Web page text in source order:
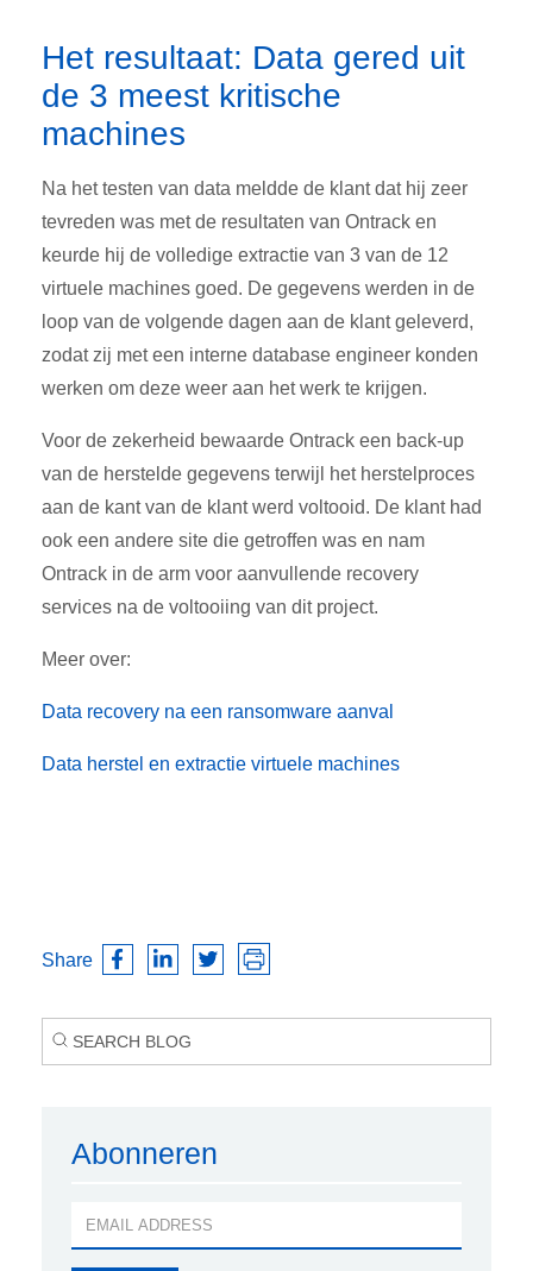
Het resultaat: Data gered uit
de 3 meest kritische
machines
Na het testen van data meldde de klant dat hij zeer
tevreden was met de resultaten van Ontrack en
keurde hij de volledige extractie van 3 van de 12
virtuele machines goed. De gegevens werden in de
loop van de volgende dagen aan de klant geleverd,
zodat zij met een interne database engineer konden
werken om deze weer aan het werk te krijgen.
Voor de zekerheid bewaarde Ontrack een back-up
van de herstelde gegevens terwijl het herstelproces
aan de kant van de klant werd voltooid. De klant had
ook een andere site die getroffen was en nam
Ontrack in de arm voor aanvullende recovery
services na de voltooiing van dit project.
Meer over:
Data recovery na een ransomware aanval
Data herstel en extractie virtuele machines
Share
Abonneren